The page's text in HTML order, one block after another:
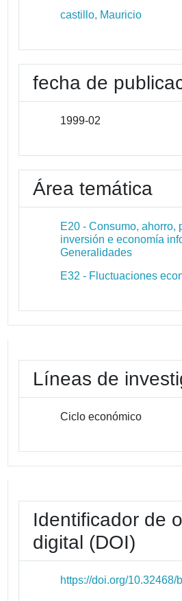
castillo, Mauricio
fecha de
1999-02
Área temática
E20 - Consumo, ahorro,
inversión e economía
Generalidades
E32 - Fluctuaciones
Líneas de
Ciclo económico
Identificador de
digital (DOI)
https://doi.org/10.32468/